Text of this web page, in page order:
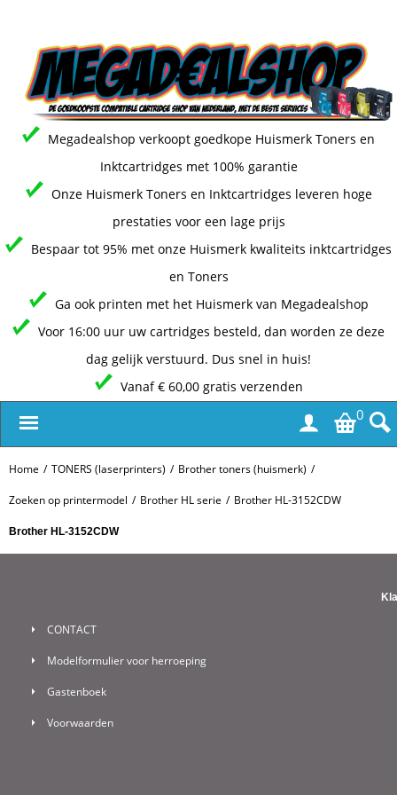
Megadealshop verkoopt goedkope Huismerk Toners en
Inktcartridges met 100% garantie
Onze Huismerk Toners en Inktcartridges leveren hoge
prestaties voor een lage prijs
Bespaar tot 95% met onze Huismerk kwaliteits inktcartridges
en Toners
Ga ook printen met het Huismerk van Megadealshop
Voor 16:00 uur uw cartridges besteld, dan worden ze deze
dag gelijk verstuurd. Dus snel in huis!
Vanaf € 60,00 gratis verzenden
0
Home / TONERS (laserprinters) / Brother toners (huismerk) /
Zoeken op printermodel / Brother HL serie / Brother HL-3152CDW
Brother HL-3152CDW
CONTACT
Modelformulier voor herroeping
Gastenboek
Voorwaarden